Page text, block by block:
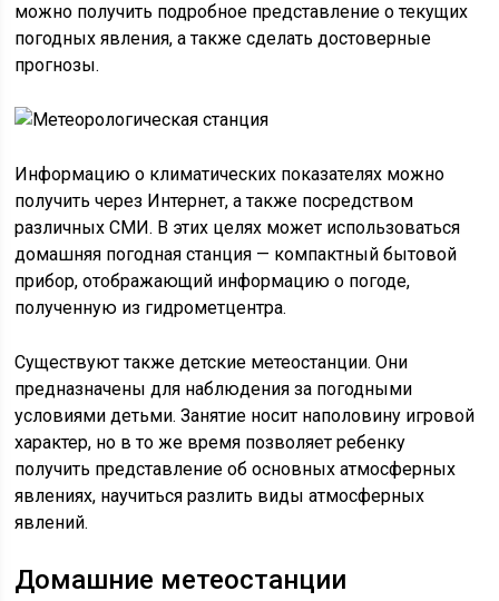
можно получить подробное представление о текущих
погодных явления, а также сделать достоверные
прогнозы.
Информацию о климатических показателях можно
получить через Интернет, а также посредством
различных СМИ. В этих целях может использоваться
домашняя погодная станция — компактный бытовой
прибор, отображающий информацию о погоде,
полученную из гидрометцентра.
Существуют также детские метеостанции. Они
предназначены для наблюдения за погодными
условиями детьми. Занятие носит наполовину игровой
характер, но в то же время позволяет ребенку
получить представление об основных атмосферных
явлениях, научиться разлить виды атмосферных
явлений.
Домашние метеостанции